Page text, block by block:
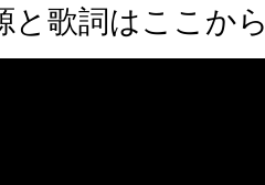
と歌詞はここから